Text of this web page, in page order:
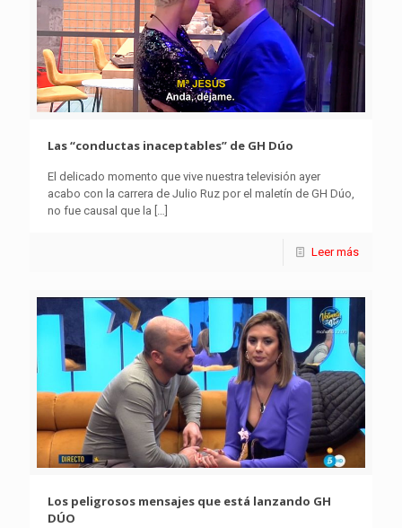
Las “conductas inaceptables” de GH Dúo
El delicado momento que vive nuestra televisión ayer
acabo con la carrera de Julio Ruz por el maletín de GH Dúo,
no fue causal que la […]
Leer más
Los peligrosos mensajes que está lanzando GH
DÚO